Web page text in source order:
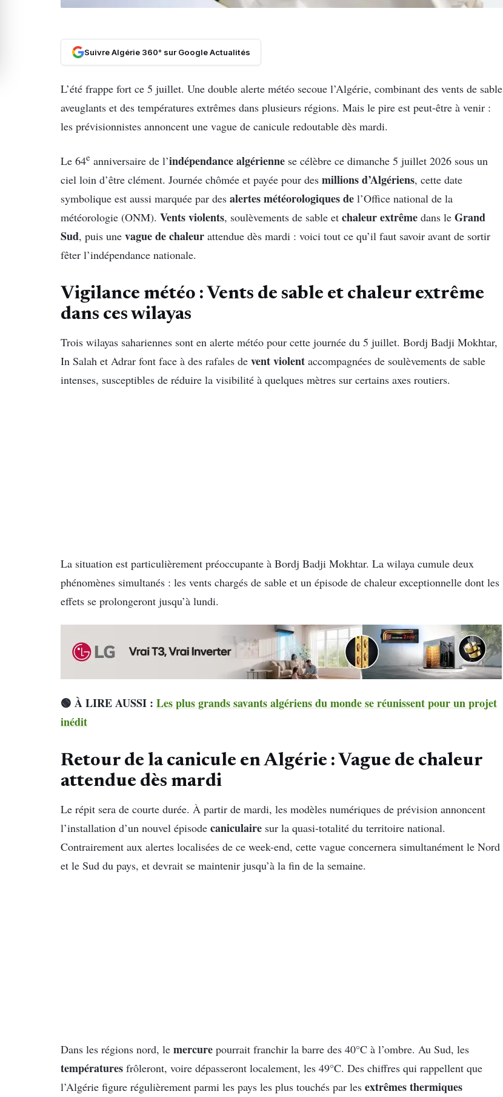
Suivre Algérie 360° sur Google Actualités
L’été frappe fort ce 5 juillet. Une double alerte météo secoue l’Algérie, combinant des vents de sable
aveuglants et des températures extrêmes dans plusieurs régions. Mais le pire est peut-être à venir :
les prévisionnistes annoncent une vague de canicule redoutable dès mardi.
Le 64e anniversaire de l’indépendance algérienne se célèbre ce dimanche 5 juillet 2026 sous un
ciel loin d’être clément. Journée chômée et payée pour des millions d’Algériens, cette date
symbolique est aussi marquée par des alertes météorologiques de l’Office national de la
météorologie (ONM). Vents violents, soulèvements de sable et chaleur extrême dans le Grand
Sud, puis une vague de chaleur attendue dès mardi : voici tout ce qu’il faut savoir avant de sortir
fêter l’indépendance nationale.
Vigilance météo : Vents de sable et chaleur extrême
dans ces wilayas
Trois wilayas sahariennes sont en alerte météo pour cette journée du 5 juillet. Bordj Badji Mokhtar,
In Salah et Adrar font face à des rafales de vent violent accompagnées de soulèvements de sable
intenses, susceptibles de réduire la visibilité à quelques mètres sur certains axes routiers.
La situation est particulièrement préoccupante à Bordj Badji Mokhtar. La wilaya cumule deux
phénomènes simultanés : les vents chargés de sable et un épisode de chaleur exceptionnelle dont les
effets se prolongeront jusqu’à lundi.
🟢 À LIRE AUSSI : Les plus grands savants algériens du monde se réunissent pour un projet
inédit
Retour de la canicule en Algérie : Vague de chaleur
attendue dès mardi
Le répit sera de courte durée. À partir de mardi, les modèles numériques de prévision annoncent
l’installation d’un nouvel épisode caniculaire sur la quasi-totalité du territoire national.
Contrairement aux alertes localisées de ce week-end, cette vague concernera simultanément le Nord
et le Sud du pays, et devrait se maintenir jusqu’à la fin de la semaine.
Dans les régions nord, le mercure pourrait franchir la barre des 40°C à l’ombre. Au Sud, les
températures frôleront, voire dépasseront localement, les 49°C. Des chiffres qui rappellent que
l’Algérie figure régulièrement parmi les pays les plus touchés par les extrêmes thermiques